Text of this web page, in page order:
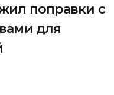
поправки с
для